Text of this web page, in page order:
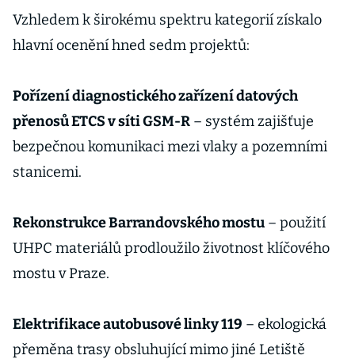
Vzhledem k širokému spektru kategorií získalo
hlavní ocenění hned sedm projektů:
Pořízení diagnostického zařízení datových
přenosů ETCS v síti GSM-R – systém zajišťuje
bezpečnou komunikaci mezi vlaky a pozemními
stanicemi.
Rekonstrukce Barrandovského mostu – použití
UHPC materiálů prodloužilo životnost klíčového
mostu v Praze.
Elektrifikace autobusové linky 119 – ekologická
přeměna trasy obsluhující mimo jiné Letiště